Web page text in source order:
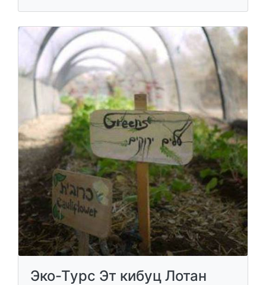
Эко-Турс Эт кибуц Лотан